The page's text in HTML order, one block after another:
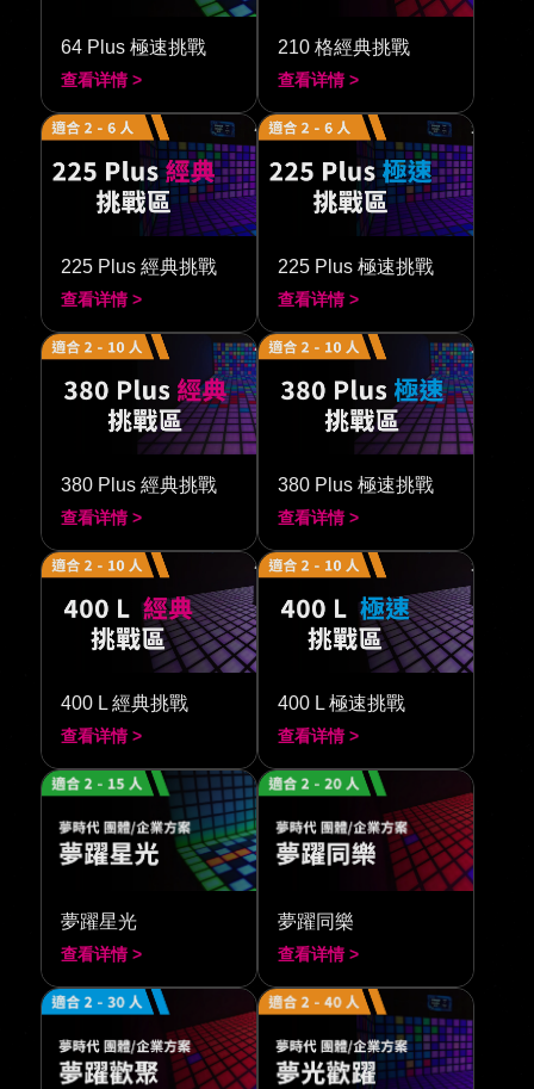
64 Plus 極速挑戰
查看详情 >
210 格經典挑戰
查看详情 >
225 Plus 經典挑戰
查看详情 >
225 Plus 極速挑戰
查看详情 >
380 Plus 經典挑戰
查看详情 >
380 Plus 極速挑戰
查看详情 >
400 L 經典挑戰
查看详情 >
400 L 極速挑戰
查看详情 >
夢躍星光
查看详情 >
夢躍同樂
查看详情 >